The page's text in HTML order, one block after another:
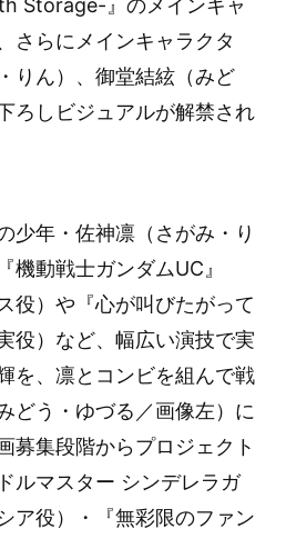
Storage-』のメインキャ
さらにメインキャラクタ
りん）、御堂結絃（みど
ろしビジュアルが解禁され
少年・佐神凛（さがみ・り
機動戦士ガンダムUC』
役）や『心が叫びたがって
役）など、幅広い演技で実
を、凛とコンビを組んで戦
どう・ゆづる／画像左）に
募集段階からプロジェクト
ルマスター シンデレラガ
ア役）・『無彩限のファン